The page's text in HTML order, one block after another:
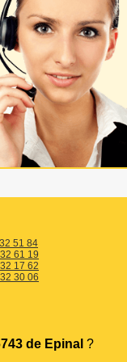
51 84
61 19
17 62
30 06
de Epinal ?